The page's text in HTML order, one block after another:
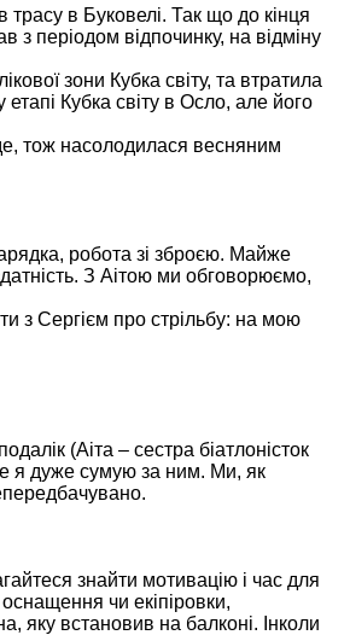
в Буковелі. Так що до кінця
з періодом відпочинку, на відміну
зони Кубка світу, та втратила
Кубка світу в Осло, але його
тож насолодилася весняним
робота зі зброєю. Майже
З Аітою ми обговорюємо,
з Сергієм про стрільбу: на мою
(Аіта – сестра біатлоністок
я дуже сумую за ним. Ми, як
знайти мотивацію і час для
чи екіпіровки,
яку встановив на балконі. Інколи